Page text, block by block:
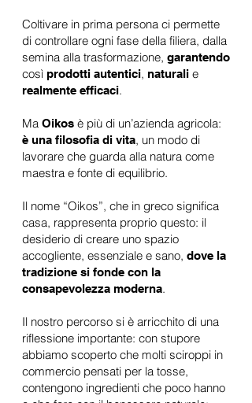
Coltivare in prima persona ci permette
di controllare ogni fase della filiera, dalla
semina alla trasformazione, garantendo
così prodotti autentici, naturali e
realmente efficaci.
Ma Oikos è più di un’azienda agricola:
è una filosofia di vita, un modo di
lavorare che guarda alla natura come
maestra e fonte di equilibrio.
Il nome “Oikos”, che in greco significa
casa, rappresenta proprio questo: il
desiderio di creare uno spazio
accogliente, essenziale e sano, dove la
tradizione si fonde con la
consapevolezza moderna.
Il nostro percorso si è arricchito di una
riflessione importante: con stupore
abbiamo scoperto che molti sciroppi in
commercio pensati per la tosse,
contengono ingredienti che poco hanno